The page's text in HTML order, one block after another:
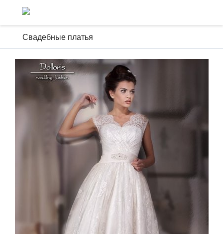
Свадебные платья